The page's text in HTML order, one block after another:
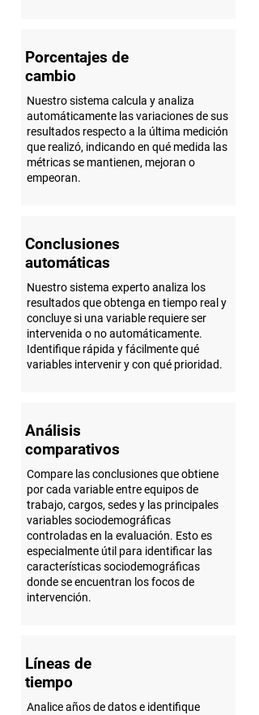
Porcentajes de
cambio
Nuestro sistema calcula y analiza
automáticamente las variaciones de sus
resultados respecto a la última medición
que realizó, indicando en qué medida las
métricas se mantienen, mejoran o
empeoran.
Conclusiones
automáticas
Nuestro sistema experto analiza los
resultados que obtenga en tiempo real y
concluye si una variable requiere ser
intervenida o no automáticamente.
Identifique rápida y fácilmente qué
variables intervenir y con qué prioridad.
Análisis
comparativos
Compare las conclusiones que obtiene
por cada variable entre equipos de
trabajo, cargos, sedes y las principales
variables sociodemográficas
controladas en la evaluación. Esto es
especialmente útil para identificar las
características sociodemográficas
donde se encuentran los focos de
intervención.
Líneas de
tiempo
Analice años de datos e identifique